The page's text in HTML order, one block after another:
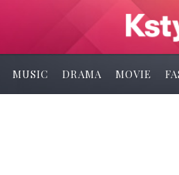
MUSIC DRAMA MOVIE